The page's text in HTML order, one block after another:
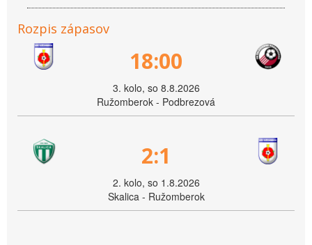
Rozpis zápasov
18:00
3. kolo, so 8.8.2026
Ružomberok - Podbrezová
2:1
2. kolo, so 1.8.2026
Skalica - Ružomberok